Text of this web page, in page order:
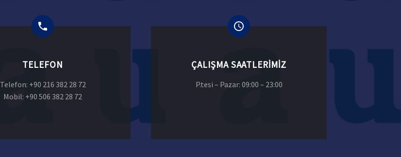
TELEFON
Telefon: +90 216 382 28 72
Mobil: +90 506 382 28 72
ÇALIŞMA SAATLERIMIZ
P.tesi – Pazar: 09:00 – 23:00